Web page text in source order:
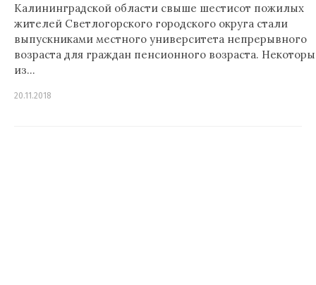
Калининградской области свыше шестисот пожилых
жителей Светлогорского городского округа стали
выпускниками местного университета непрерывного
возраста для граждан пенсионного возраста.
из…
20.11.2018